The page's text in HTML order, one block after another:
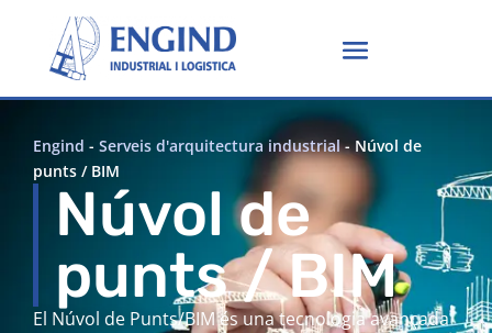
Engind - Serveis d'arquitectura industrial-Núvol de
punts / BIM
Núvol de
punts / BIM
El Núvol de Punts/BIM és una tecnologia avançada